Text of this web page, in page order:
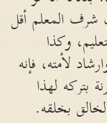
شرف المعلم أقل
وكذا
لأمته، فإنه
بتركه لهذا
بخلقه.